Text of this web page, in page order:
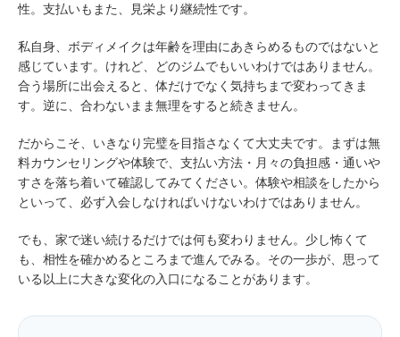
性。支払いもまた、見栄より継続性です。
私自身、ボディメイクは年齢を理由にあきらめるものではないと
感じています。けれど、どのジムでもいいわけではありません。
合う場所に出会えると、体だけでなく気持ちまで変わってきま
す。逆に、合わないまま無理をすると続きません。
だからこそ、いきなり完璧を目指さなくて大丈夫です。まずは無
料カウンセリングや体験で、支払い方法・月々の負担感・通いや
すさを落ち着いて確認してみてください。体験や相談をしたから
といって、必ず入会しなければいけないわけではありません。
でも、家で迷い続けるだけでは何も変わりません。少し怖くて
も、相性を確かめるところまで進んでみる。その一歩が、思って
いる以上に大きな変化の入口になることがあります。